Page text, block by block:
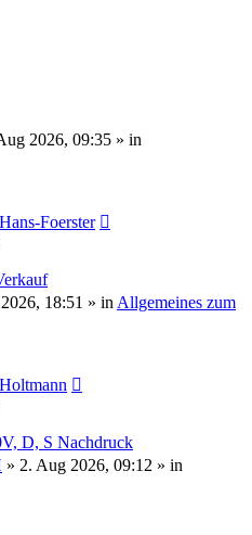
2026, 09:35 » in
Hans-Foerster
18:51 » in Allgemeines zum
Holtmann
D, S Nachdruck
» 2. Aug 2026, 09:12 » in